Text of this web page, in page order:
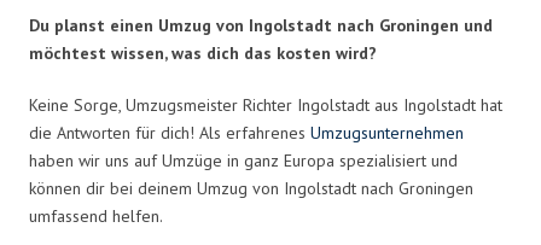
Du planst einen Umzug von Ingolstadt nach Groningen und
möchtest wissen, was dich das kosten wird?
Keine Sorge, Umzugsmeister Richter Ingolstadt aus Ingolstadt hat
die Antworten für dich! Als erfahrenes Umzugsunternehmen
haben wir uns auf Umzüge in ganz Europa spezialisiert und
können dir bei deinem Umzug von Ingolstadt nach Groningen
umfassend helfen.